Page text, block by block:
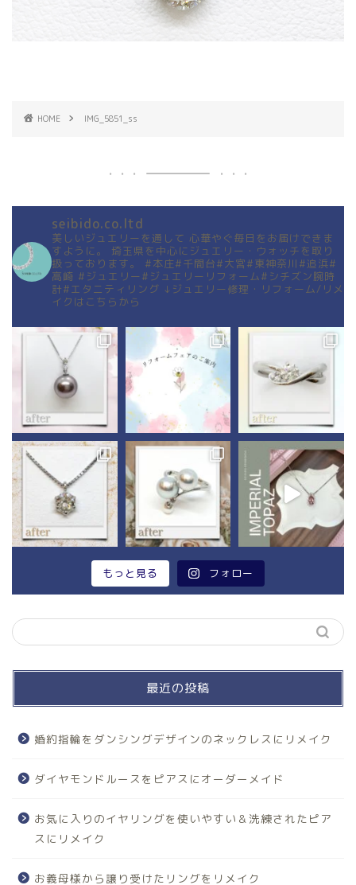
HOME IMG_5851_ss
seibido.co.ltd
美しいジュエリーを通して 心華やぐ毎日をお届けできま
すように。
埼玉県を中心にジュエリー・ウォッチを取り
扱っております。
#本庄#千間台#大宮#東神奈川#追浜#
高崎 #ジュエリー#ジュエリーリフォーム#シチズン腕時
計#エタニティリング ↓ジュエリー修理・リフォーム/リメ
イクはこちらから
もっと見る フォロー
最近の投稿
婚約指輪をダンシングデザインのネックレスにリメイク
ダイヤモンドルースをピアスにオーダーメイド
お気に入りのイヤリングを使いやすい＆洗練されたピア
スにリメイク
お義母様から譲り受けたリングをリメイク